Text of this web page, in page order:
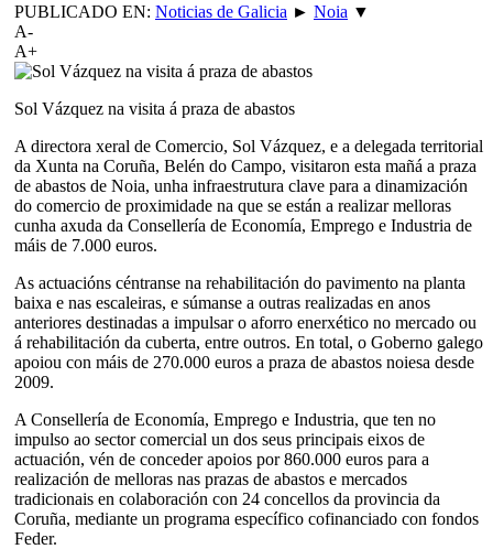
PUBLICADO EN: Noticias de Galicia ► Noia ▼
A-
A+
Sol Vázquez na visita á praza de abastos
A directora xeral de Comercio, Sol Vázquez, e a delegada territorial
da Xunta na Coruña, Belén do Campo, visitaron esta mañá a praza
de abastos de Noia, unha infraestrutura clave para a dinamización
do comercio de proximidade na que se están a realizar melloras
cunha axuda da Consellería de Economía, Emprego e Industria de
máis de 7.000 euros.
As actuacións céntranse na rehabilitación do pavimento na planta
baixa e nas escaleiras, e súmanse a outras realizadas en anos
anteriores destinadas a impulsar o aforro enerxético no mercado ou
á rehabilitación da cuberta, entre outros. En total, o Goberno galego
apoiou con máis de 270.000 euros a praza de abastos noiesa desde
2009.
A Consellería de Economía, Emprego e Industria, que ten no
impulso ao sector comercial un dos seus principais eixos de
actuación, vén de conceder apoios por 860.000 euros para a
realización de melloras nas prazas de abastos e mercados
tradicionais en colaboración con 24 concellos da provincia da
Coruña, mediante un programa específico cofinanciado con fondos
Feder.